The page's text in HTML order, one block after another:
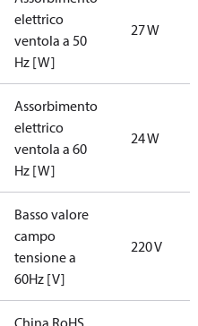
elettrico
ventola a 50
Hz [W]
27 W
Assorbimento
elettrico
ventola a 60
Hz [W]
24 W
Basso valore
campo
tensione a
60Hz [V]
220 V
China RoHS